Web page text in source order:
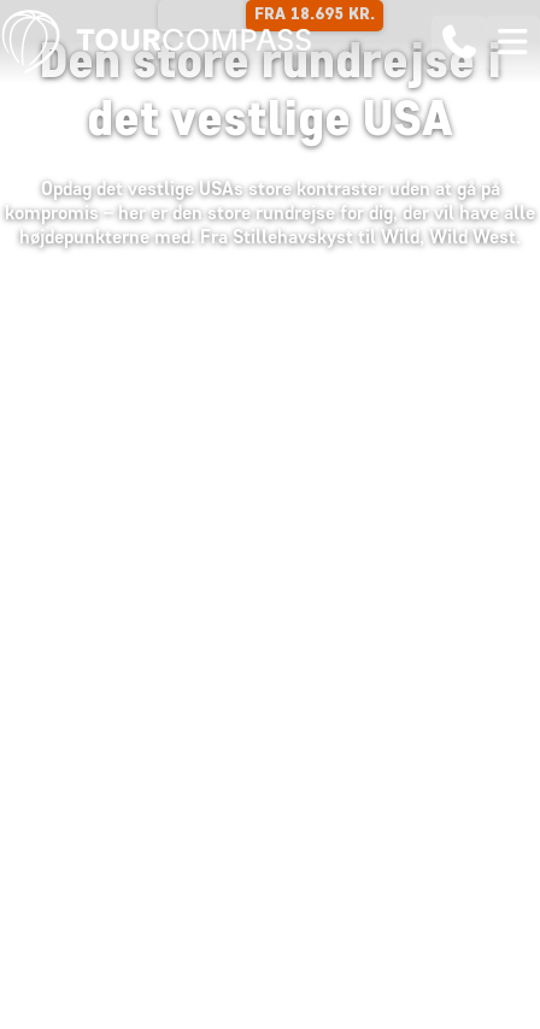
FRA 18.695 KR.
Den store rundrejse i
det vestlige USA
Opdag det vestlige USAs store kontraster uden at gå på
kompromis – her er den store rundrejse for dig, der vil have alle
højdepunkterne med. Fra Stillehavskyst til Wild, Wild West.